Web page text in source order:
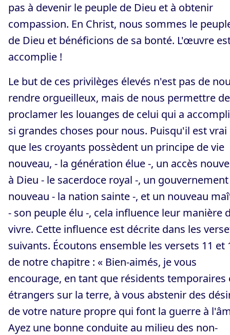
pas à devenir le peuple de Dieu et à obtenir
compassion. En Christ, nous sommes le
de Dieu et bénéficions de sa bonté. L'œuvre
accomplie !
Le but de ces privilèges élevés n'est pas de
rendre orgueilleux, mais de nous permettre de
proclamer les louanges de celui qui a
si grandes choses pour nous. Puisqu'il est vrai
que les croyants possèdent un principe de vie
nouveau, - la génération élue -, un accès
à Dieu - le sacerdoce royal -, un gouvernement
nouveau - la nation sainte -, et un nouveau
- son peuple élu -, cela influence leur manière
vivre. Cette influence est décrite dans les
suivants. Écoutons ensemble les versets 11 et
de notre chapitre : « Bien-aimés, je vous
encourage, en tant que résidents temporaires
étrangers sur la terre, à vous abstenir des
de votre nature propre qui font la guerre à
Ayez une bonne conduite au milieu des non-